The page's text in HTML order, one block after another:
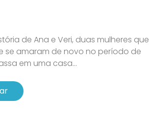
de Ana e Veri, duas mulheres que
se amaram de novo no período de
em uma casa...